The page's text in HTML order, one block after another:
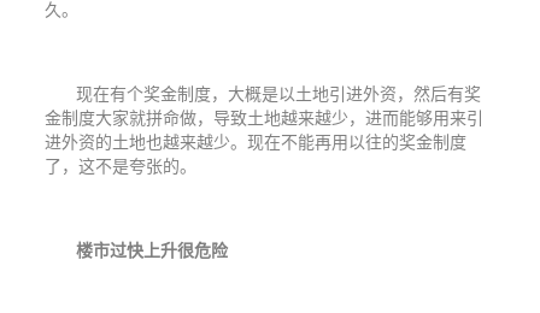
久。
现在有个奖金制度，大概是以土地引进外资，然后有奖
金制度大家就拼命做，导致土地越来越少，进而能够用来引
进外资的土地也越来越少。现在不能再用以往的奖金制度
了，这不是夸张的。
楼市过快上升很危险